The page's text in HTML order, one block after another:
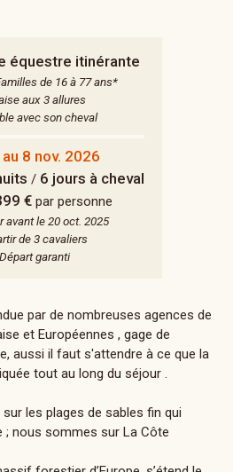
équestre itinérante
de 16 à 77 ans*
aux 3 allures
avec son cheval
au 8 nov. 2026
/ 6 jours à cheval
€par personne
avant le 20 oct. 2025
de 3 cavaliers
Départ garanti
par de nombreuses agences de
et Européennes , gage de
aussi il faut s'attendre à ce que la
tout au long du séjour .
les plages de sables fin qui
; nous sommes sur La Côte